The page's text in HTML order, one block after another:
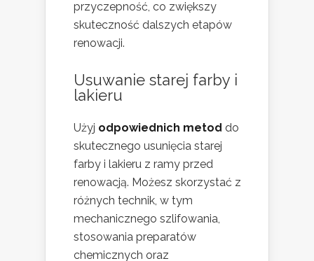
przyczepność, co zwiększy
skuteczność dalszych etapów
renowacji.
Usuwanie starej farby i
lakieru
Użyj odpowiednich metod do
skutecznego usunięcia starej
farby i lakieru z ramy przed
renowacją. Możesz skorzystać z
różnych technik, w tym
mechanicznego szlifowania,
stosowania preparatów
chemicznych oraz